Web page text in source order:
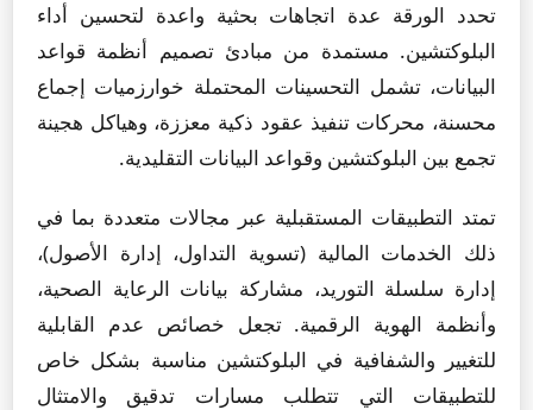
تحدد الورقة عدة اتجاهات بحثية واعدة لتحسين أداء
البلوكتشين. مستمدة من مبادئ تصميم أنظمة قواعد
البيانات، تشمل التحسينات المحتملة خوارزميات إجماع
محسنة، محركات تنفيذ عقود ذكية معززة، وهياكل هجينة
تجمع بين البلوكتشين وقواعد البيانات التقليدية.
تمتد التطبيقات المستقبلية عبر مجالات متعددة بما في
ذلك الخدمات المالية (تسوية التداول، إدارة الأصول)،
إدارة سلسلة التوريد، مشاركة بيانات الرعاية الصحية،
وأنظمة الهوية الرقمية. تجعل خصائص عدم القابلية
للتغيير والشفافية في البلوكتشين مناسبة بشكل خاص
للتطبيقات التي تتطلب مسارات تدقيق والامتثال